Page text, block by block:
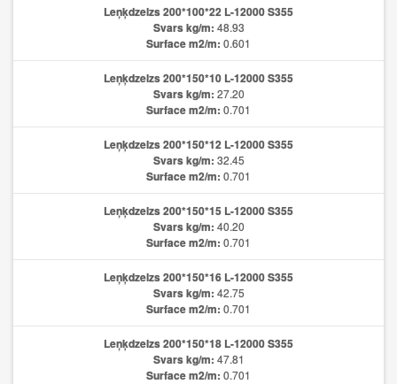
Leņķdzelzs 200*100*22 L-12000 S355
Svars kg/m: 48.93
Surface m2/m: 0.601
Leņķdzelzs 200*150*10 L-12000 S355
Svars kg/m: 27.20
Surface m2/m: 0.701
Leņķdzelzs 200*150*12 L-12000 S355
Svars kg/m: 32.45
Surface m2/m: 0.701
Leņķdzelzs 200*150*15 L-12000 S355
Svars kg/m: 40.20
Surface m2/m: 0.701
Leņķdzelzs 200*150*16 L-12000 S355
Svars kg/m: 42.75
Surface m2/m: 0.701
Leņķdzelzs 200*150*18 L-12000 S355
Svars kg/m: 47.81
Surface m2/m: 0.701